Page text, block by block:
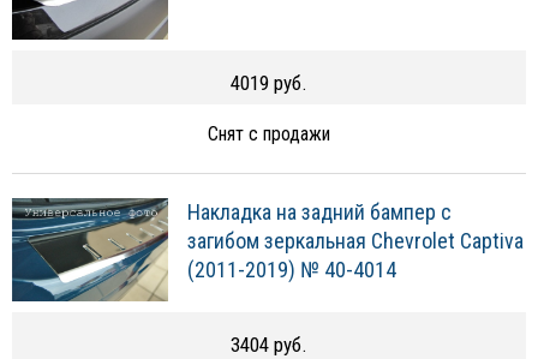
4019 руб.
Снят с продажи
Накладка на задний бампер с
загибом зеркальная Chevrolet Captiva
(2011-2019) № 40-4014
3404 руб.